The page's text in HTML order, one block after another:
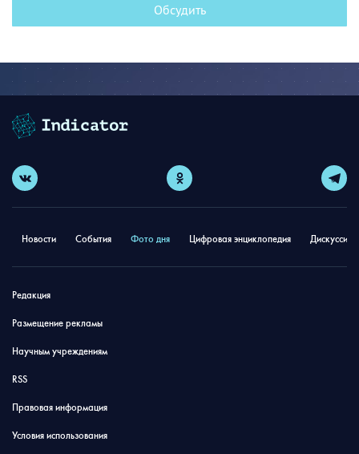
Обсудить
Новости События Фото дня Цифровая энциклопедия
Редакция
Размещение рекламы
Научным учреждениям
RSS
Правовая информация
Условия использования